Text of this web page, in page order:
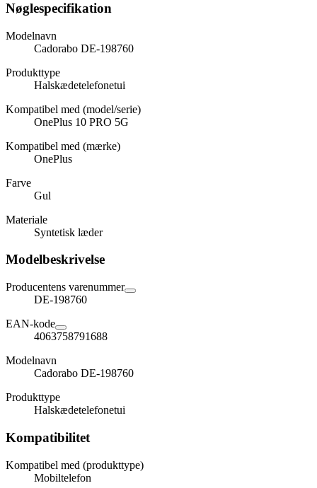
Nøglespecifikation
Modelnavn
Cadorabo DE-198760
Produkttype
Halskædetelefonetui
Kompatibel med (model/serie)
OnePlus 10 PRO 5G
Kompatibel med (mærke)
OnePlus
Farve
Gul
Materiale
Syntetisk læder
Modelbeskrivelse
Producentens varenummer
DE-198760
EAN-kode
4063758791688
Modelnavn
Cadorabo DE-198760
Produkttype
Halskædetelefonetui
Kompatibilitet
Kompatibel med (produkttype)
Mobiltelefon